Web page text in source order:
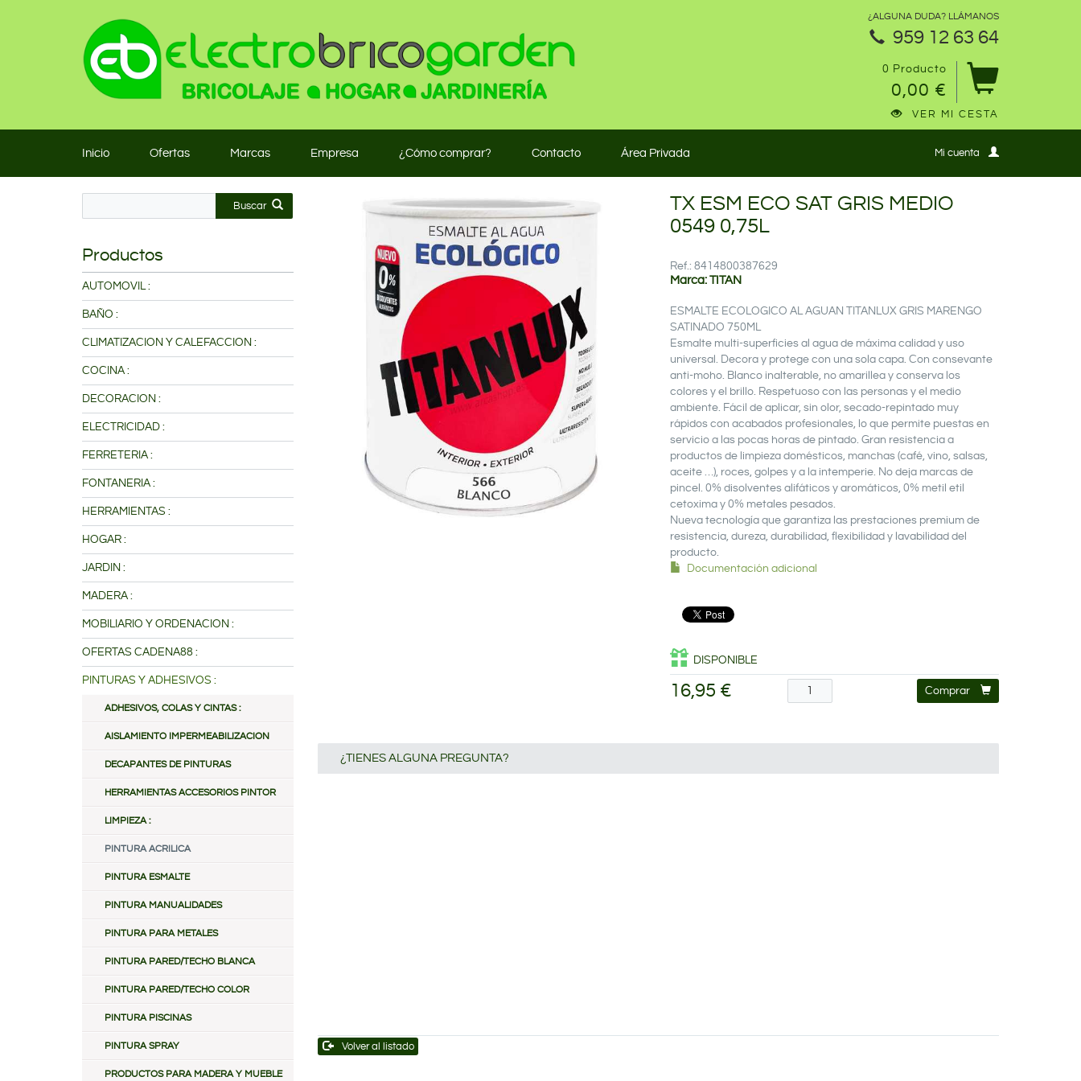
¿ALGUNA DUDA? LLÁMANOS
959 12 63 64
0 Producto
0,00 €
VER MI CESTA
Inicio Ofertas Marcas Empresa ¿Cómo comprar? Contacto Área Privada Mi cuenta
Buscar
Productos
AUTOMOVIL :
BAÑO :
CLIMATIZACION Y CALEFACCION :
COCINA :
DECORACION :
ELECTRICIDAD :
FERRETERIA :
FONTANERIA :
HERRAMIENTAS :
HOGAR :
JARDIN :
MADERA :
MOBILIARIO Y ORDENACION :
OFERTAS CADENA88 :
PINTURAS Y ADHESIVOS :
ADHESIVOS, COLAS Y CINTAS :
AISLAMIENTO IMPERMEABILIZACION
DECAPANTES DE PINTURAS
HERRAMIENTAS ACCESORIOS PINTOR
LIMPIEZA :
PINTURA ACRILICA
PINTURA ESMALTE
PINTURA MANUALIDADES
PINTURA PARA METALES
PINTURA PARED/TECHO BLANCA
PINTURA PARED/TECHO COLOR
PINTURA PISCINAS
PINTURA SPRAY
PRODUCTOS PARA MADERA Y MUEBLE
TX ESM ECO SAT GRIS MEDIO
0549 0,75L
Ref.: 8414800387629
Marca: TITAN
ESMALTE ECOLOGICO AL AGUAN TITANLUX GRIS MARENGO
SATINADO 750ML
Esmalte multi-superficies al agua de máxima calidad y uso
universal. Decora y protege con una sola capa. Con consevante
anti-moho. Blanco inalterable, no amarillea y conserva los
colores y el brillo. Respetuoso con las personas y el medio
ambiente. Fácil de aplicar, sin olor, secado-repintado muy
rápidos con acabados profesionales, lo que permite puestas en
servicio a las pocas horas de pintado. Gran resistencia a
productos de limpieza domésticos, manchas (café, vino, salsas,
aceite …), roces, golpes y a la intemperie. No deja marcas de
pincel. 0% disolventes alifáticos y aromáticos, 0% metil etil
cetoxima y 0% metales pesados.
Nueva tecnología que garantiza las prestaciones premium de
resistencia, dureza, durabilidad, flexibilidad y lavabilidad del
producto.
Documentación adicional
DISPONIBLE
16,95 € Comprar
¿TIENES ALGUNA PREGUNTA?
Volver al listado